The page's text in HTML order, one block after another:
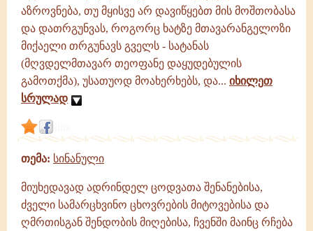
აზროვნება, თუ მყისვე არ დავიწყებთ მის მოშთობასა
და დათრგუნვას, როგორც ხატზე მთავარანგელოზი
მიქაელი თრგუნავს გველს - სატანას
(მღვდელმთავარ თეოფანე დაყუდებულის
გამოთქმა), უსათუოდ მოახერხებს, და... იხილეთ
სრულად
თემა: სინანული
მიუხედავად ადრინდელ ცოდვათა შენანებისა,
ძველი სამარცხვინო ცხოვრების მიტოვებისა და
ღმრთისგან შენდობის მიღებისა, ჩვენში მაინც რჩება